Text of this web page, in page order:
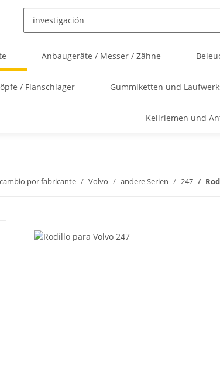
Anbaugeräte / Messer / Zähne
/ Flanschlager Gummiketten und
Keilriemen und
por fabricante Volvo andere Serien 247